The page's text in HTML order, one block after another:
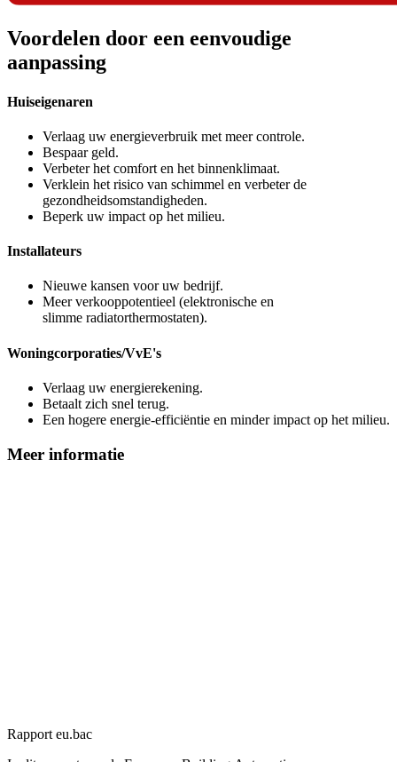
Voordelen door een eenvoudige
aanpassing
Huiseigenaren
Verlaag uw energieverbruik met meer controle.
Bespaar geld.
Verbeter het comfort en het binnenklimaat.
Verklein het risico van schimmel en verbeter de
gezondheidsomstandigheden.
Beperk uw impact op het milieu.
Installateurs
Nieuwe kansen voor uw bedrijf.
Meer verkooppotentieel (elektronische en
slimme radiatorthermostaten).
Woningcorporaties/VvE's
Verlaag uw energierekening.
Betaalt zich snel terug.
Een hogere energie-efficiëntie en minder impact op het milieu.
Meer informatie
Rapport eu.bac